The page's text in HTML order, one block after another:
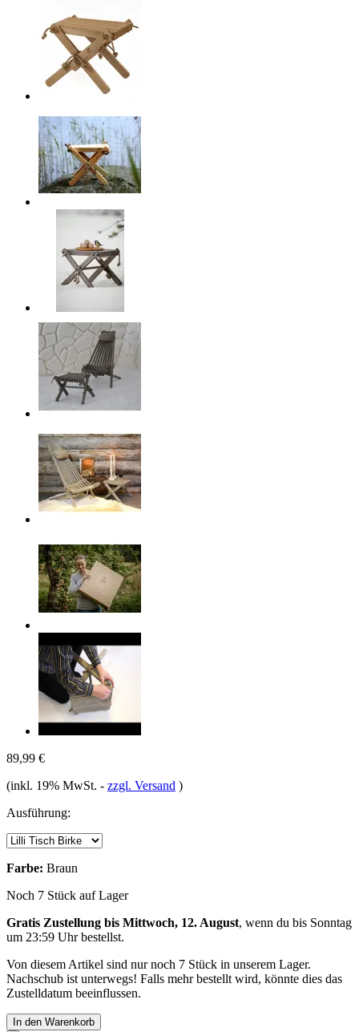
89,99 €
(inkl. 19% MwSt. - zzgl. Versand )
Ausführung:
Farbe: Braun
Noch 7 Stück auf Lager
Gratis Zustellung bis Mittwoch, 12. August, wenn du bis Sonntag
um 23:59 Uhrbestellst.
Von diesem Artikel sind nur noch 7 Stück in unserem Lager.
Nachschub ist unterwegs! Falls mehr bestellt wird, könnte dies das
Zustelldatum beeinflussen.
In den Warenkorb